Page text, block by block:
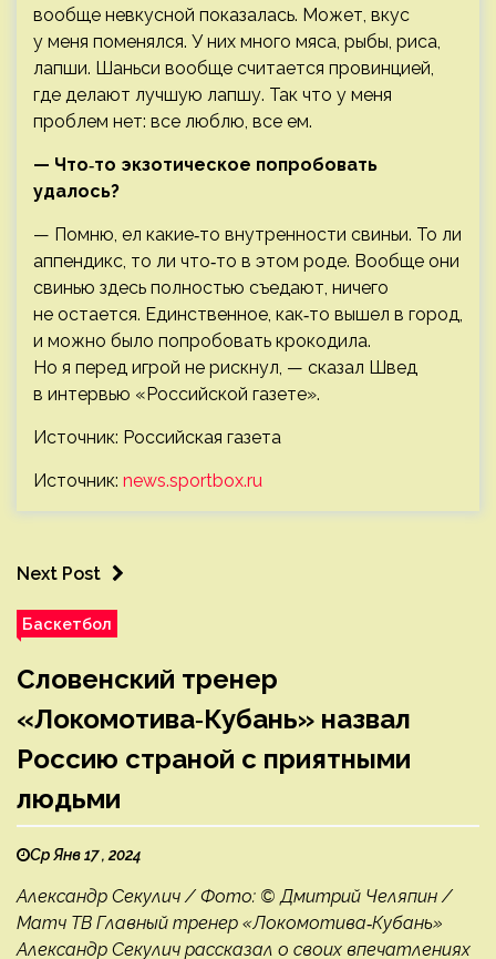
вообще невкусной показалась. Может, вкус
у меня поменялся. У них много мяса, рыбы, риса,
лапши. Шаньси вообще считается провинцией,
где делают лучшую лапшу. Так что у меня
проблем нет: все люблю, все ем.
— Что‑то экзотическое попробовать
удалось?
— Помню, ел какие‑то внутренности свиньи. То ли
аппендикс, то ли что‑то в этом роде. Вообще они
свинью здесь полностью съедают, ничего
не остается. Единственное, как‑то вышел в город,
и можно было попробовать крокодила.
Но я перед игрой не рискнул, — сказал Швед
в интервью «Российской газете».
Источник: Российская газета
Источник: news.sportbox.ru
Next Post
Баскетбол
Словенский тренер
«Локомотива‑Кубань» назвал
Россию страной с приятными
людьми
Ср Янв 17 , 2024
Александр Секулич / Фото: © Дмитрий Челяпин /
Матч ТВ Главный тренер «Локомотива‑Кубань»
Александр Секулич рассказал о своих впечатлениях